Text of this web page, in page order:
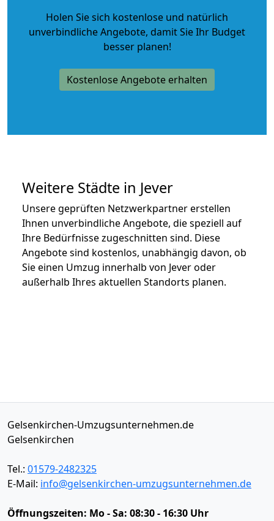
Holen Sie sich kostenlose und natürlich
unverbindliche Angebote, damit Sie Ihr Budget
besser planen!
Kostenlose Angebote erhalten
Weitere Städte in Jever
Unsere geprüften Netzwerkpartner erstellen
Ihnen unverbindliche Angebote, die speziell auf
Ihre Bedürfnisse zugeschnitten sind. Diese
Angebote sind kostenlos, unabhängig davon, ob
Sie einen Umzug innerhalb von Jever oder
außerhalb Ihres aktuellen Standorts planen.
Gelsenkirchen-Umzugsunternehmen.de
Gelsenkirchen
Tel.: 01579-2482325
E-Mail: info@gelsenkirchen-umzugsunternehmen.de
Öffnungszeiten: Mo - Sa: 08:30 - 16:30 Uhr